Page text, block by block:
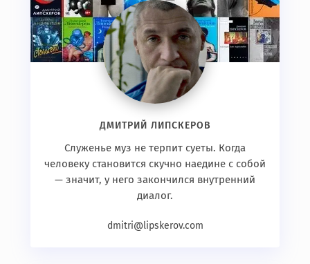
ДМИТРИЙ ЛИПСКЕРОВ
Служенье муз не терпит суеты. Когда
человеку становится скучно наедине с собой
— значит, у него закончился внутренний
диалог.
dmitri@lipskerov.com